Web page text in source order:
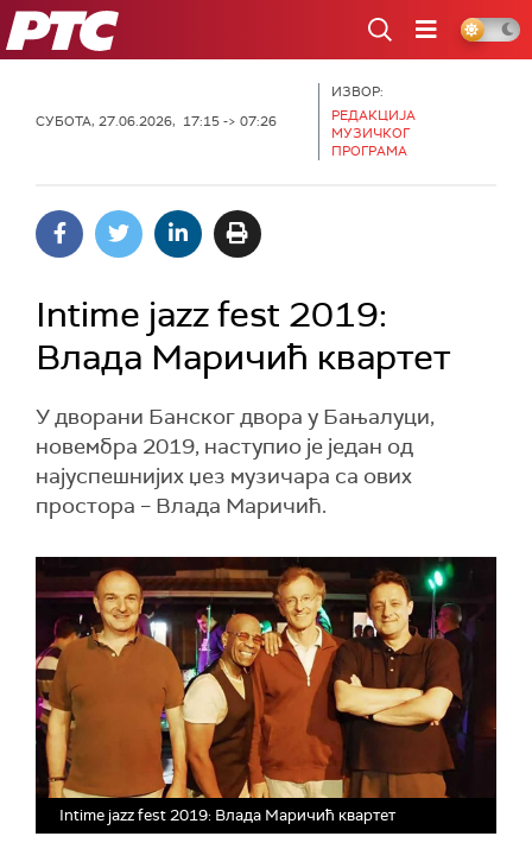
РТС
СУБОТА, 27.06.2026, 17:15 -> 07:26
ИЗВОР:
РЕДАКЦИЈА
МУЗИЧКОГ
ПРОГРАМА
Intime jazz fest 2019:
Влада Маричић квартет
У дворани Банског двора у Бањалуци,
новембра 2019, наступио је један од
најуспешнијих џез музичара са ових
простора – Влада Маричић.
Intime jazz fest 2019: Влада Маричић квартет